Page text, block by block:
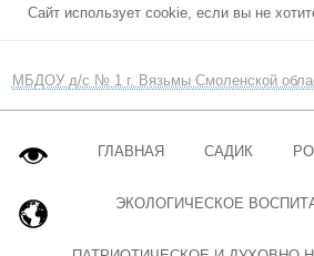
Сайт использует cookie, если вы не
МБДОУ д/с № 1 г. Вязьмы Смоленской
ГЛАВНАЯ САДИК
ЭКОЛОГИЧЕСКОЕ